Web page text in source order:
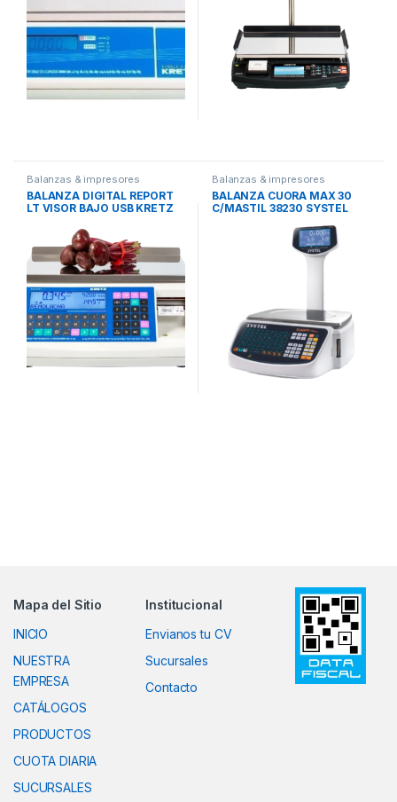
Balanzas & impresores
BALANZA DIGITAL REPORT
LT VISOR BAJO USB KRETZ
Balanzas & impresores
BALANZA CUORA MAX 30
C/MASTIL 38230 SYSTEL
Mapa del Sitio
INICIO
NUESTRA
EMPRESA
CATÁLOGOS
PRODUCTOS
CUOTA DIARIA
SUCURSALES
Institucional
Envianos tu CV
Sucursales
Contacto